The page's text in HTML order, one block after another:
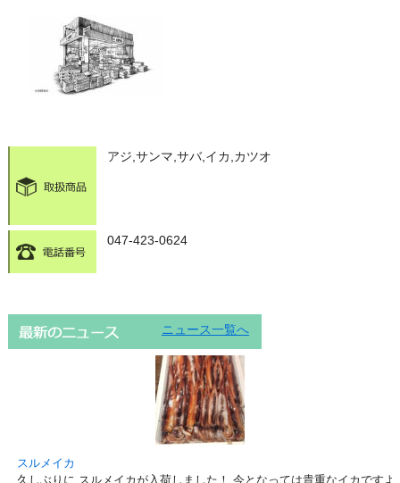
アジ,サンマ,サバ,イカ,カツオ
047-423-0624
ニュース一覧へ
スルメイカ
久しぶりに スルメイカが入荷しました！ 今となっては貴重なイカですよ